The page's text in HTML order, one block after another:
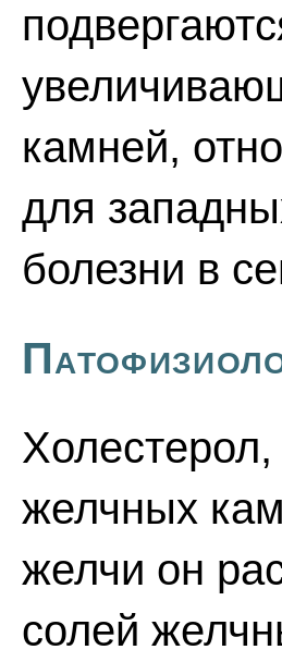
камней,
для
болезни в
желчных
желчи он
солей